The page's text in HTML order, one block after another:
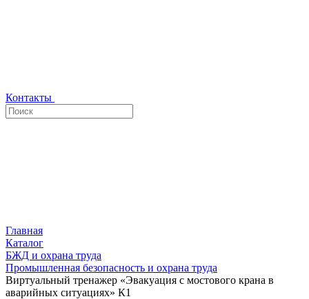
Контакты
Главная
Каталог
БЖД и охрана труда
Промышленная безопасность и охрана труда
Виртуальный тренажер «Эвакуация с мостового крана в
аварийных ситуациях» К1